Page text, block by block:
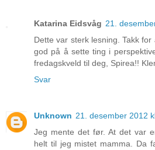
Katarina Eidsvåg 21.
Dette var sterk lesning. Takk
god på å sette ting i
fredagskveld til deg, Spirea!!
Svar
Unknown 21. desember 2012
Jeg mente det før. At det var
helt til jeg mistet mamma. Da